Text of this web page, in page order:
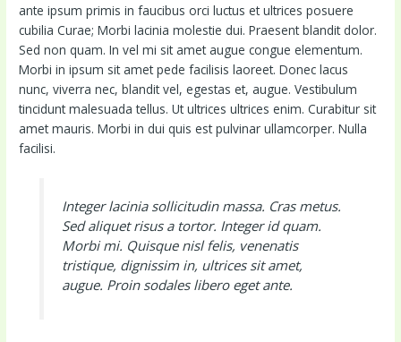
ante ipsum primis in faucibus orci luctus et ultrices posuere
cubilia Curae; Morbi lacinia molestie dui. Praesent blandit dolor.
Sed non quam. In vel mi sit amet augue congue elementum.
Morbi in ipsum sit amet pede facilisis laoreet. Donec lacus
nunc, viverra nec, blandit vel, egestas et, augue. Vestibulum
tincidunt malesuada tellus. Ut ultrices ultrices enim. Curabitur sit
amet mauris. Morbi in dui quis est pulvinar ullamcorper. Nulla
facilisi.
Integer lacinia sollicitudin massa. Cras metus.
Sed aliquet risus a tortor. Integer id quam.
Morbi mi. Quisque nisl felis, venenatis
tristique, dignissim in, ultrices sit amet,
augue. Proin sodales libero eget ante.